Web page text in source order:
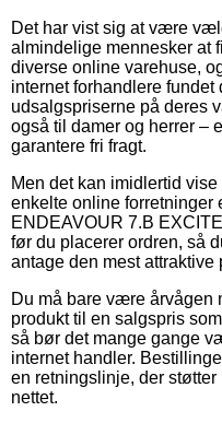
Det har vist sig at være
almindelige mennesker at
diverse online varehuse,
internet forhandlere
udsalgspriserne på deres
også til damer og herrer –
garantere fri fragt.
Men det kan imidlertid
enkelte online forretninger
ENDEAVOUR 7.B
før du placerer ordren, så
antage den mest attraktive
Du må bare være årvågen
produkt til en salgspris
så bør det mange gange
internet handler.
en retningslinje, der
nettet.